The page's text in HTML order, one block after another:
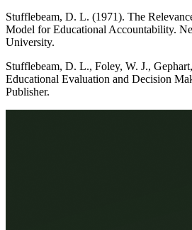
Stufflebeam, D. L. (1971). The
Model for Educational Accountability.
University.
Stufflebeam, D. L., Foley, W. J.,
Educational Evaluation and Decision
Publisher.